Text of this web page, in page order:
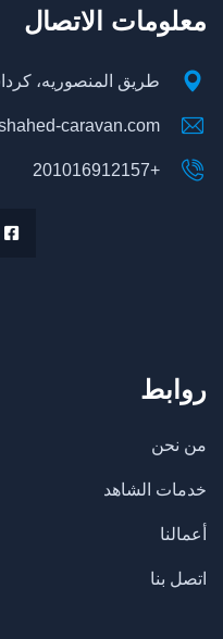
معلومات الاتصال
طريق المنصوريه،
caravan.com
+201016912157
روابط
من نحن
خدمات الشاهد
أعمالنا
اتصل بنا